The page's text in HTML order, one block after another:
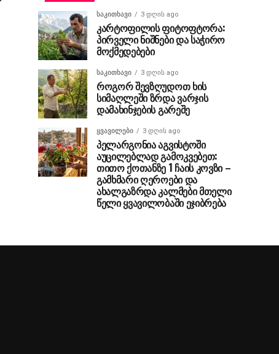
ᲡᲐᲙᲘᲗᲮᲐᲕᲘ 3 დღის ago
კარტოფილის ფიტოფტორა:
პირველი ნიშნები და საჭირო
მოქმედებები
ᲡᲐᲙᲘᲗᲮᲐᲕᲘ 3 დღის ago
როგორ შევზღუდოთ ხის
სიმაღლეში ზრდა ვარჯის
დამახინჯების გარეშე
ᲧᲕᲐᲕᲘᲚᲔᲑᲘ 3 დღის ago
პელარგონია აგვისტოში
აუცილებლად გამოკვებეთ:
თითო ქოთანზე 1 ჩაის კოვზი –
გამხმარი ღეროები და
ახალგაზრდა კალმები მთელი
წელი ყვავილობაში ეჯიბრება